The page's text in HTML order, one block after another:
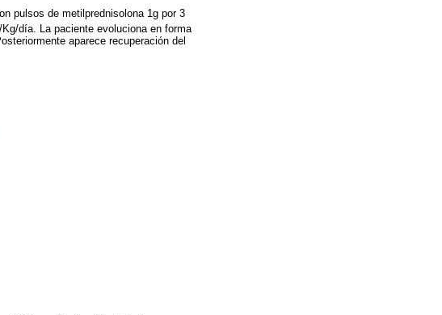
pulsos de metilprednisolona 1g por 3
día. La paciente evoluciona en forma
aparece recuperación del